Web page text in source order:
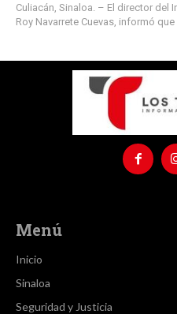
Culiacán, Sinaloa. – El director del
Roy Navarrete Cuevas, informó que
Menú
Inicio
Sinaloa
Seguridad y Justicia